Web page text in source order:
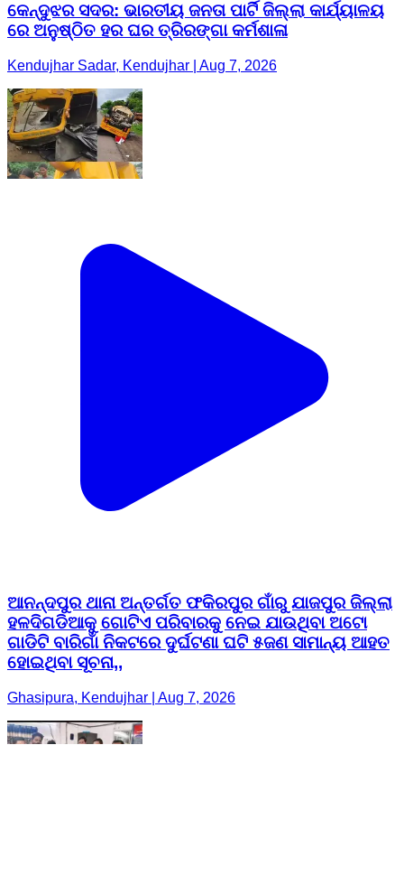
କେନ୍ଦୁଝର ସଦର: ଭାରତୀୟ ଜନତା ପାର୍ଟି ଜିଲ୍ଲା କାର୍ଯ୍ୟାଳୟ
ରେ ଅନୁଷ୍ଠିତ ହର ଘର ତ୍ରିରଙ୍ଗା କର୍ମଶାଳା
Kendujhar Sadar, Kendujhar | Aug 7, 2026
ଆନନ୍ଦପୁର ଥାନା ଅନ୍ତର୍ଗତ ଫକିରପୁର ଗାଁରୁ ଯାଜପୁର ଜିଲ୍ଲା
ହଳଦିଗଡିଆକୁ ଗୋଟିଏ ପରିବାରକୁ ନେଇ ଯାଉଥିବା ଅଟୋ
ଗାଡିଟି ବାରିଗାଁ ନିକଟରେ ଦୁର୍ଘଟଣା ଘଟି ୫ଜଣ ସାମାନ୍ୟ ଆହତ
ହୋଇଥିବା ସୂଚନା,,
Ghasipura, Kendujhar | Aug 7, 2026